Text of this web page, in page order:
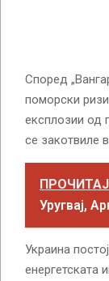
Според
поморски
експлозии од
се закотвиле
Уругвај,
Украина
енергетската